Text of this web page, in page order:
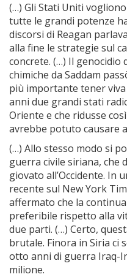
(…) Gli Stati Uniti
tutte le grandi potenze
discorsi di Reagan
alla fine le strategie sul
concrete. (…) Il genocidio
chimiche da Saddam
più importante tener
anni due grandi stati
Oriente e che ridusse
avrebbe potuto causare
(…) Allo stesso modo si
guerra civile siriana, che
giovato all’Occidente. In
recente sul New York
affermato che la
preferibile rispetto alla
due parti. (…) Certo,
brutale. Finora in Siria ci
otto anni di guerra Iraq-
milione.